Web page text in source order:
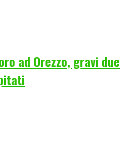
ad Orezzo, gravi due